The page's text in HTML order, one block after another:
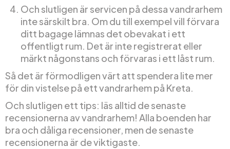
Och slutligen är servicen på dessa vandrarhem
inte särskilt bra. Om du till exempel vill förvara
ditt bagage lämnas det obevakat i ett
offentligt rum. Det är inte registrerat eller
märkt någonstans och förvaras i ett låst rum.
Så det är förmodligen värt att spendera lite mer
för din vistelse på ett vandrarhem på Kreta.
Och slutligen ett tips: läs alltid de senaste
recensionerna av vandrarhem! Alla boenden har
bra och dåliga recensioner, men de senaste
recensionerna är de viktigaste.